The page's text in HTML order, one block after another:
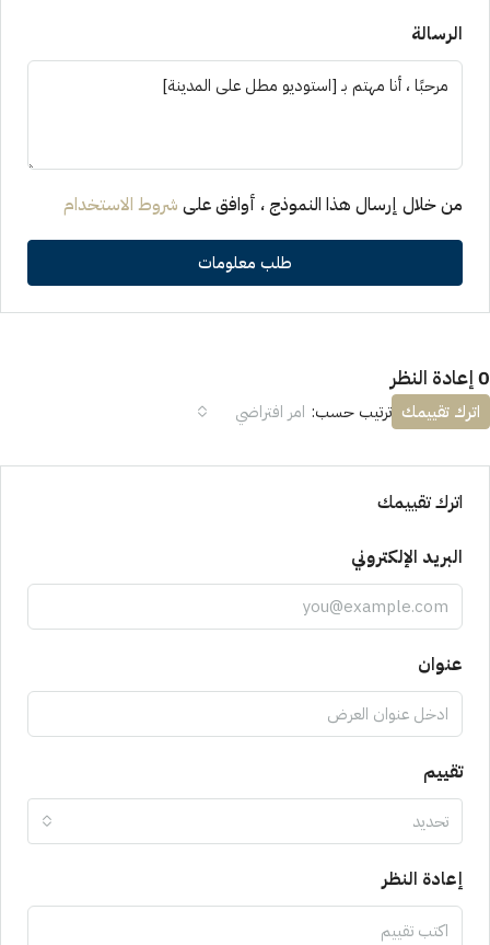
الرسالة
من خلال إرسال هذا النموذج ، أوافق على شروط الاستخدام
طلب معلومات
0 إعادة النظر
ترتيب حسب: امر افتراضي اترك تقييمك
اترك تقييمك
البريد الإلكتروني
عنوان
تقييم
تحديد
إعادة النظر